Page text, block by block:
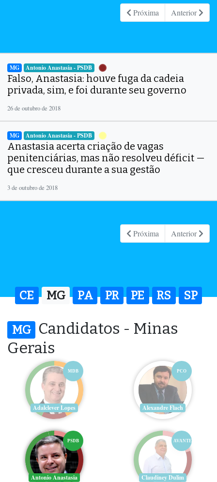
Próxima Anterior
MG Antonio Anastasia - PSDB
Falso, Anastasia: houve fuga da cadeia
privada, sim, e foi durante seu governo
26 de outubro de 2018
MG Antonio Anastasia - PSDB
Anastasia acerta criação de vagas
penitenciárias, mas não resolveu déficit —
que cresceu durante a sua gestão
3 de outubro de 2018
Próxima Anterior
CE MG PA PR PE RS SP
MG
Candidatos - Minas
Gerais
MDB
Adalclever Lopes
PCO
Alexandre Flach
PSDB
Antonio Anastasia
AVANTE
Claudiney Dulim